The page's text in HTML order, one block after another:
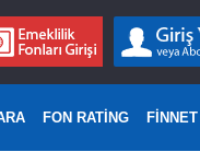
FON RATİNG FİNNET